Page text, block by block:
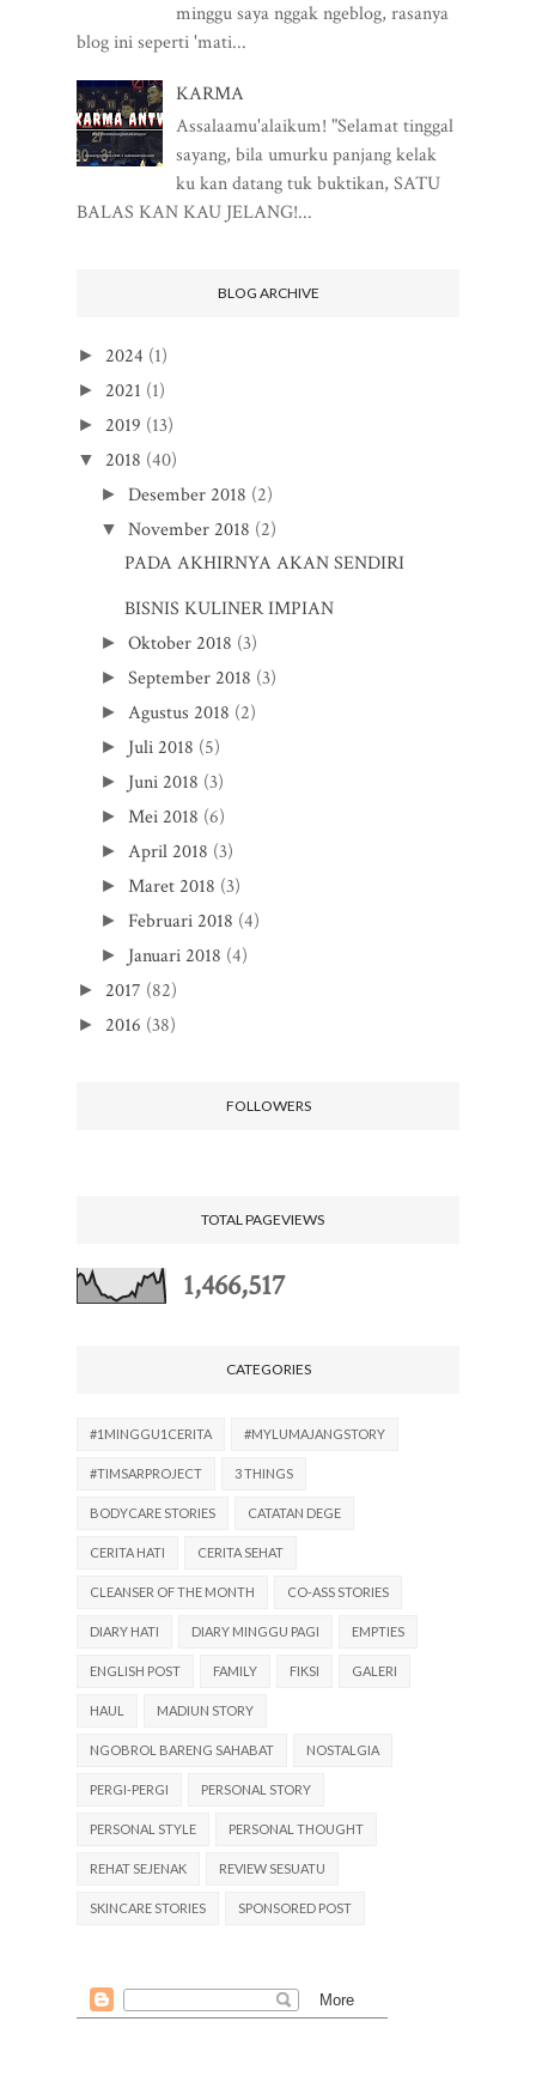
minggu saya nggak ngeblog, rasanya
blog ini seperti 'mati...
KARMA
Assalaamu'alaikum! "Selamat tinggal
sayang, bila umurku panjang kelak
ku kan datang tuk buktikan, SATU
BALAS KAN KAU JELANG!...
BLOG ARCHIVE
► 2024 (1)
► 2021 (1)
► 2019 (13)
▼ 2018 (40)
► Desember 2018 (2)
▼ November 2018 (2)
PADA AKHIRNYA AKAN SENDIRI
BISNIS KULINER IMPIAN
►Oktober 2018 (3)
►September 2018 (3)
► Agustus 2018 (2)
► Juli 2018 (5)
► Juni 2018 (3)
► Mei 2018 (6)
► April 2018 (3)
► Maret 2018 (3)
► Februari 2018 (4)
► Januari 2018 (4)
► 2017 (82)
► 2016 (38)
FOLLOWERS
TOTAL PAGEVIEWS
1,466,517
CATEGORIES
#1MINGGU1CERITA #MYLUMAJANGSTORY
#TIMSARPROJECT 3 THINGS
BODYCARE STORIES CATATAN DEGE
CERITA HATI CERITA SEHAT
CLEANSER OF THE MONTH CO-ASS STORIES
DIARY HATI DIARY MINGGU PAGI EMPTIES
ENGLISH POST FAMILY FIKSI GALERI
HAUL MADIUN STORY
NGOBROL BARENG SAHABAT NOSTALGIA
PERGI-PERGI PERSONAL STORY
PERSONAL STYLE PERSONAL THOUGHT
REHAT SEJENAK REVIEW SESUATU
SKINCARE STORIES SPONSORED POST